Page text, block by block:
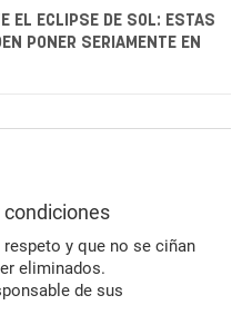
EL ECLIPSE DE SOL: ESTAS
PONER SERIAMENTE EN
y que no se ciñan
eliminados.
de sus